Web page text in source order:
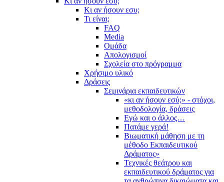
Κι αν ήσουν εσυ;
Τι είναι;
FAQ
Media
Ομάδα
Απολογισμοί
Σχολεία στο πρόγραμμα
Χρήσιμο υλικό
Δράσεις
Σεμινάρια εκπαιδευτικών
«κι αν ήσουν εσύ;» - στόχοι,
μεθοδολογία, δράσεις
Εγώ και ο άλλος…
Πατάμε γερά!
Βιωματική μάθηση με τη
μέθοδο Εκπαιδευτικού
Δράματος»
Τεχνικές θεάτρου και
εκπαιδευτικού δράματος για